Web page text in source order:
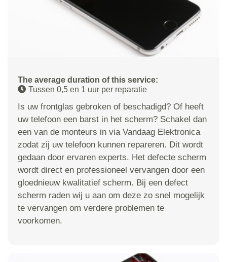
The average duration of this service:
Tussen 0,5 en 1 uur per reparatie
Is uw frontglas gebroken of beschadigd? Of heeft
uw telefoon een barst in het scherm? Schakel dan
een van de monteurs in via Vandaag Elektronica
zodat zij uw telefoon kunnen repareren. Dit wordt
gedaan door ervaren experts. Het defecte scherm
wordt direct en professioneel vervangen door een
gloednieuw kwalitatief scherm. Bij een defect
scherm raden wij u aan om deze zo snel mogelijk
te vervangen om verdere problemen te
voorkomen.